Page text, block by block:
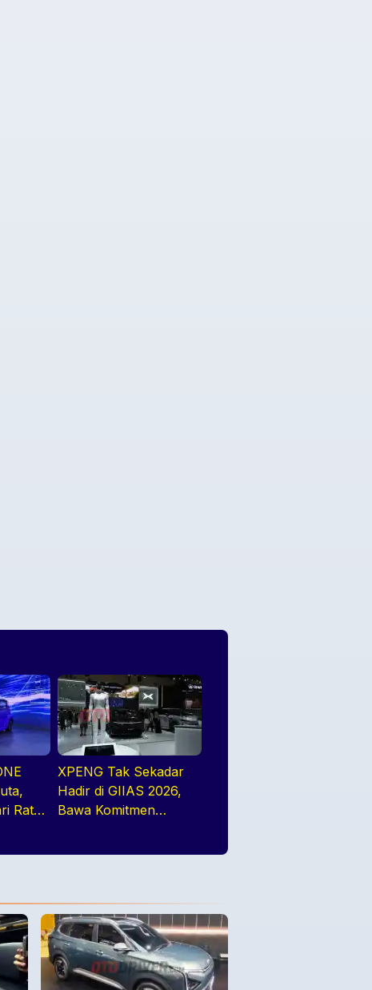
Rata2
XPENG Tak Sekadar
Hadir di GIIAS 2026,
Bawa Komitmen